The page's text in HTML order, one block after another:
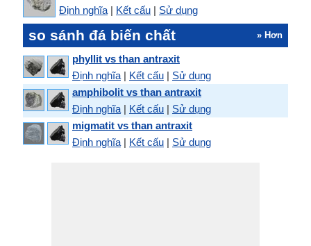
Định nghĩa | Kết cấu | Sử dụng
so sánh đá biến chất » Hơn
phyllit vs than antraxit
Định nghĩa | Kết cấu | Sử dụng
amphibolit vs than antraxit
Định nghĩa | Kết cấu | Sử dụng
migmatit vs than antraxit
Định nghĩa | Kết cấu | Sử dụng